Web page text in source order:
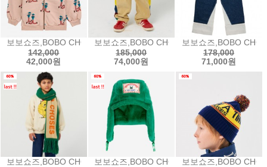
보보쇼즈,BOBO CHOSES Dancing Giants all over zipped hoodie -
142,000
42,000원
보보쇼즈,BOBO CHOSES BC color block
185,000
74,000원
보보쇼즈,BOBO
178,000
71,000원
보보쇼즈,BOBO CHOSES knitted scarf - GREEN니트 스카프24aw
보보쇼즈,BOBO CHOSES B.C furry chapka
보보쇼즈,BOBO